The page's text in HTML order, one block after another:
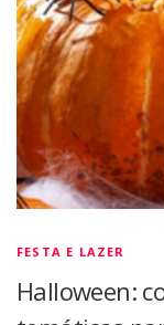
FESTA E LAZER
Halloween: